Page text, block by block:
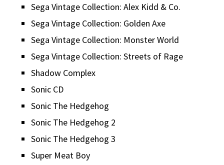
Sega Vintage Collection: Alex Kidd & Co.
Sega Vintage Collection: Golden Axe
Sega Vintage Collection: Monster World
Sega Vintage Collection: Streets of Rage
Shadow Complex
Sonic CD
Sonic The Hedgehog
Sonic The Hedgehog 2
Sonic The Hedgehog 3
Super Meat Boy